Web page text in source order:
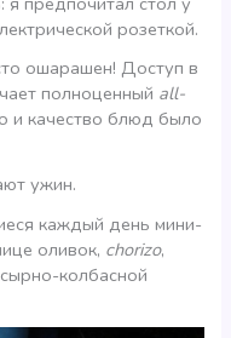
розеткой.
ошарашен! Доступ в
полноценный all-
и качество блюд было
ужин.
каждый день мини-
оливок, chorizo,
колбасной